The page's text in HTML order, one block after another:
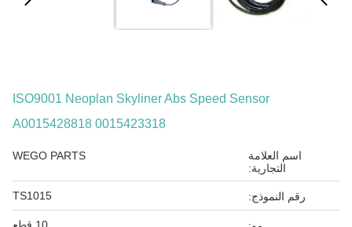
ISO9001 Neoplan Skyliner Abs Speed ​​Sensor
A0015428818 0015423318
اسم العلامة
التجارية:
WEGO PARTS
رقم النموذج: TS1015